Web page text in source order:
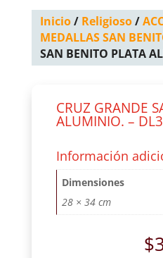
Inicio/ Religioso/
MEDALLAS SAN
SAN BENITO PLATA
CRUZ GRANDE
ALUMINIO. –
Información
Dimensiones
28 × 34 cm
$